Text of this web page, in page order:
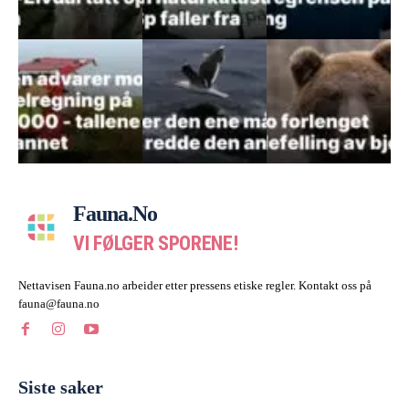
Fauna.no
VI FØLGER SPORENE!
Nettavisen Fauna.no arbeider etter pressens etiske regler. Kontakt oss på
fauna@fauna.no
Siste saker